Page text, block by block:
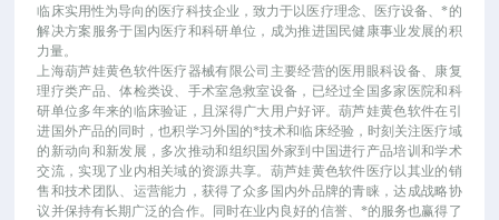
临床实用性为导向的医疗科技企业，致力于以医疗理念、医疗设备、*的
解决方案服务于国内医疗和科研单位，成为推进国民健康事业发展的积
力量。
上海葫芦娃黄色软件医疗器械有限公司主要经营的医用眼科设备、康复
理疗类产品、体检类设、手术室急救室设备，已经过全国多家医院和科
研单位多年来的临床验证，且深得广大用户好评。葫芦娃黄色软件在引
进国外产品的同时，也积学习外国的*技术和临床经验，时刻关注医疗域
的新动向和新发展，多次推动和组织国外家到中国进行产品培训和学术
交流，实现了业内相关域的资源共享。葫芦娃黄色软件医疗以其业的销
售和技术团队、运营能力，获得了众多国内外品牌的青睐，达成战略协
议并保持有长期广泛的合作。同时在业内良好的信誉、*的服务也赢得了